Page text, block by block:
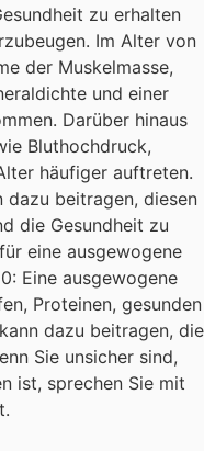
zu erhalten
Im Alter von
der Muskelmasse,
und einer
Darüber hinaus
Bluthochdruck,
häufiger auftreten.
dazu beitragen, diesen
die Gesundheit zu
eine ausgewogene
Eine ausgewogene
Proteinen, gesunden
dazu beitragen, die
Sie unsicher sind,
ist, sprechen Sie mit